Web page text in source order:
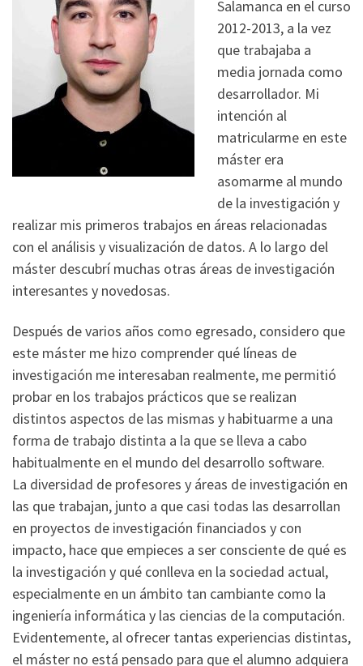
Salamanca en el curso
2012-2013, a la vez
que trabajaba a
media jornada como
desarrollador. Mi
intención al
matricularme en este
máster era
asomarme al mundo
de la investigación y
realizar mis primeros trabajos en áreas relacionadas
con el análisis y visualización de datos. A lo largo del
máster descubrí muchas otras áreas de investigación
interesantes y novedosas.
Después de varios años como egresado, considero que
este máster me hizo comprender qué líneas de
investigación me interesaban realmente, me permitió
probar en los trabajos prácticos que se realizan
distintos aspectos de las mismas y habituarme a una
forma de trabajo distinta a la que se lleva a cabo
habitualmente en el mundo del desarrollo software.
La diversidad de profesores y áreas de investigación en
las que trabajan, junto a que casi todas las desarrollan
en proyectos de investigación financiados y con
impacto, hace que empieces a ser consciente de qué es
la investigación y qué conlleva en la sociedad actual,
especialmente en un ámbito tan cambiante como la
ingeniería informática y las ciencias de la computación.
Evidentemente, al ofrecer tantas experiencias distintas,
el máster no está pensado para que el alumno adquiera